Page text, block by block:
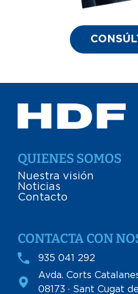
QUIENES SOMOS
Nuestra visión
Noticias
Contacto
CONTACTA CON
935 041 292
Avda. Corts
08173 · Sant Cugat